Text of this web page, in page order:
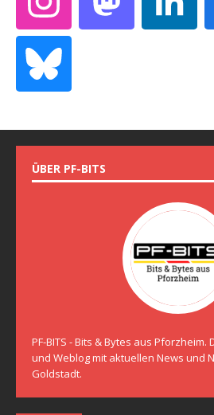
ÜBER PF-BITS
PF-BITS - Bits & Bytes aus Pforzheim.
und Weblog mit aktuellen News und
Goldstadt.